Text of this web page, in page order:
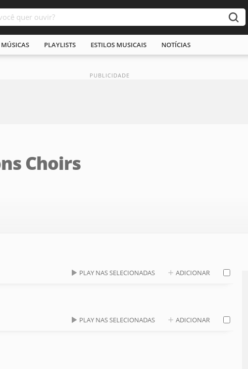
PLAYLISTS ESTILOS MUSICAIS NOTÍCIAS
Choirs
PLAY NAS SELECIONADAS ADICIONAR
PLAY NAS SELECIONADAS ADICIONAR